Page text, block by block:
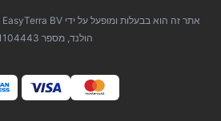
הולנד, מספר 01104443